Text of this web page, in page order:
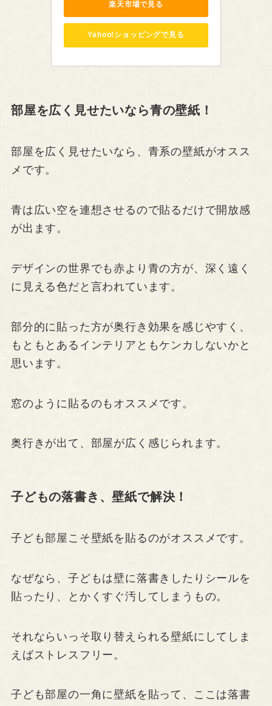
楽天市場で見る
Yahoo!ショッピングで見る
部屋を広く見せたいなら青の壁紙！
部屋を広く見せたいなら、青系の壁紙がオスス
メです。
青は広い空を連想させるので貼るだけで開放感
が出ます。
デザインの世界でも赤より青の方が、深く遠く
に見える色だと言われています。
部分的に貼った方が奥行き効果を感じやすく、
もともとあるインテリアともケンカしないかと
思います。
窓のように貼るのもオススメです。
奥行きが出て、部屋が広く感じられます。
子どもの落書き、壁紙で解決！
子ども部屋こそ壁紙を貼るのがオススメです。
なぜなら、子どもは壁に落書きしたりシールを
貼ったり、とかくすぐ汚してしまうもの。
それならいっそ取り替えられる壁紙にしてしま
えばストレスフリー。
子ども部屋の一角に壁紙を貼って、ここは落書